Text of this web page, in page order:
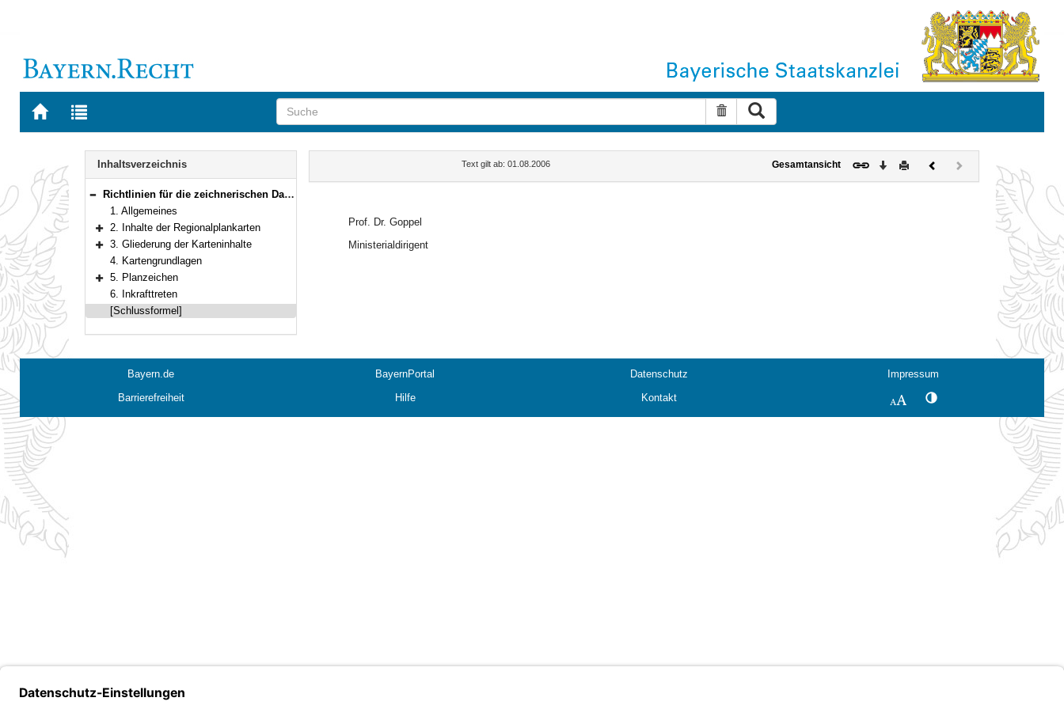
Zur
BAYERN.RECHT
Zur
letzten
Suche zurücksetzen
Navigation
Inhaltsverzeichnis
Bereich reduzieren
Richtlinien für die zeichnerischen Darstellungen im Regionalplan
1. Allgemeines
Bereich erweitern
2. Inhalte der Regionalplankarten
Bereich erweitern
3. Gliederung der Karteninhalte
4. Kartengrundlagen
Bereich erweitern
5. Planzeichen
6. Inkrafttreten
[Schlussformel]
Text gilt ab: 01.08.2006 Gesamtansicht Download
DruckenVorherigesNächstes
Dokument
(inaktiv)
Prof. Dr. Goppel
Ministerialdirigent
Bayern.de BayernPortal Datenschutz
Impressum
Barrierefreiheit
Hilfe Kontakt SchriftgrößeKontrastwechsel